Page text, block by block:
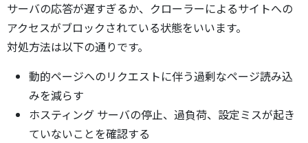
サーバの応答が遅すぎるか、クローラーによるサイトへの
アクセスがブロックされている状態をいいます。
対処方法は以下の通りです。
動的ページへのリクエストに伴う過剰なページ読み込
みを減らす
ホスティング サーバの停止、過負荷、設定ミスが起き
ていないことを確認する